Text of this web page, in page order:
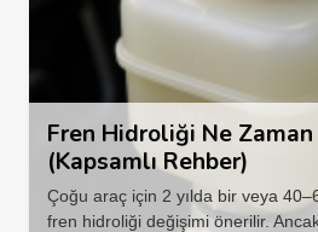
Fren Hidroliği Ne
(Kapsamlı Rehber)
Çoğu araç için 2 yılda bir veya
fren hidroliği değişimi önerilir.